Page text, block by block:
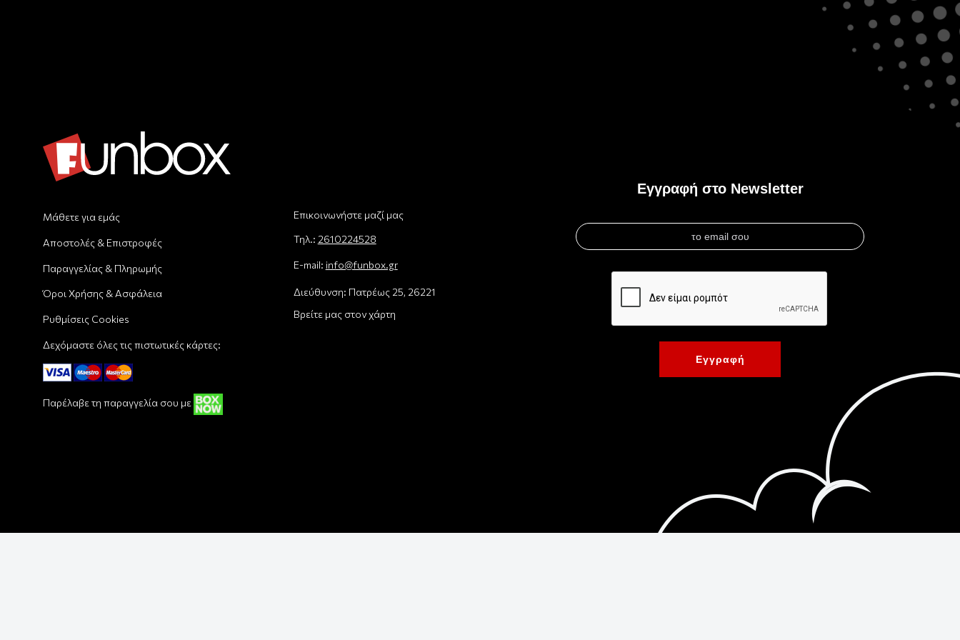
Μάθετε για εμάς
Αποστολές & Επιστροφές
Παραγγελίας & Πληρωμής
Όροι Χρήσης & Ασφάλεια
Ρυθμίσεις Cookies
Επικοινωνήστε μαζί μας
Τηλ.: 2610224528
E-mail: info@funbox.gr
Διεύθυνση: Πατρέως 25, 26221
Βρείτε μας στον χάρτη
Δεχόμαστε όλες τις πιστωτικές κάρτες:
Παρέλαβε τη παραγγελία σου με
Εγγραφή στο Newsletter
Εγγραφή